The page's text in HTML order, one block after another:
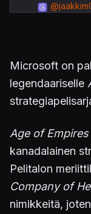
Microsoft on
legendaariselle
Age of Empires
kanadalainen
Pelitalon
Company of
nimikkeitä,